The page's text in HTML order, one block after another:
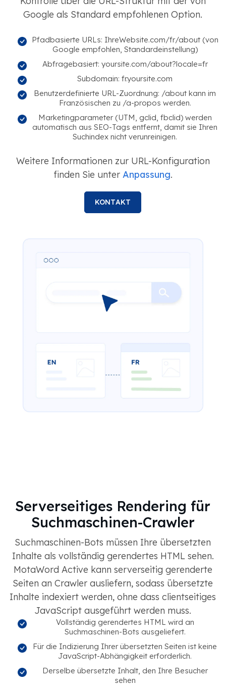
Google als Standard empfohlenen Option.
Pfadbasierte URLs: IhreWebsite.com/fr/about (von
Google empfohlen, Standardeinstellung)
Abfragebasiert: yoursite.com/about?locale=fr
Subdomain: fr.yoursite.com
Benutzerdefinierte URL-Zuordnung: /about kann im
Französischen zu /a-propos werden.
Marketingparameter (UTM, gclid, fbclid) werden
automatisch aus SEO-Tags entfernt, damit sie Ihren
Suchindex nicht verunreinigen.
Weitere Informationen zur URL-Konfiguration
finden Sie unter Anpassung.
KONTAKT
Serverseitiges Rendering für
Suchmaschinen-Crawler
Suchmaschinen-Bots müssen Ihre übersetzten
Inhalte als vollständig gerendertes HTML sehen.
MotaWord Active kann serverseitig gerenderte
Seiten an Crawler ausliefern, sodass übersetzte
Inhalte indexiert werden, ohne dass clientseitiges
JavaScript ausgeführt werden muss.
Vollständig gerendertes HTML wird an
Suchmaschinen-Bots ausgeliefert.
Für die Indizierung Ihrer übersetzten Seiten ist keine
JavaScript-Abhängigkeit erforderlich.
Derselbe übersetzte Inhalt, den Ihre Besucher
sehen